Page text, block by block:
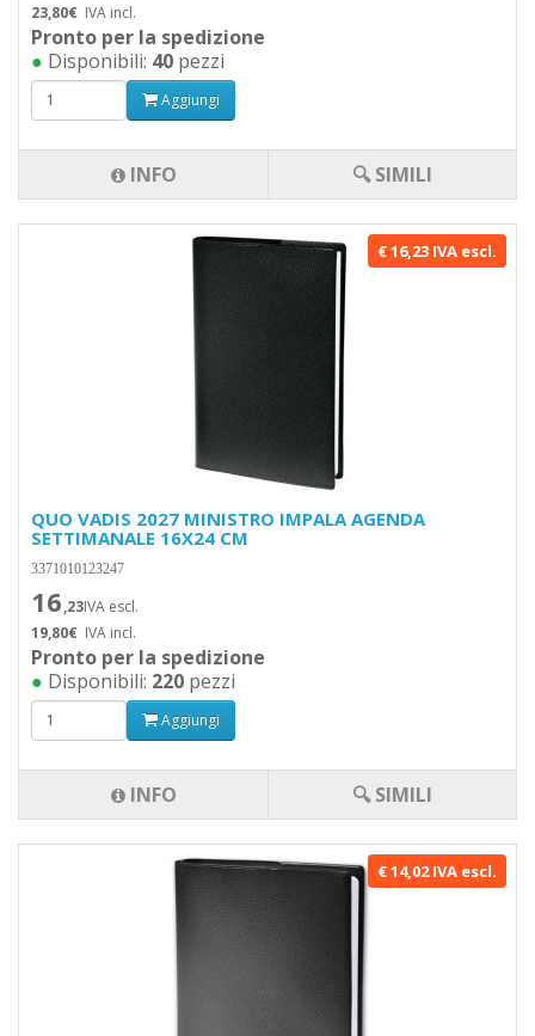
23,80€ IVA incl.
Pronto per la spedizione
● Disponibili: 40 pezzi
Aggiungi
INFO 🔍 SIMILI
€ 16,23 IVA escl.
QUO VADIS 2027 MINISTRO IMPALA AGENDA
SETTIMANALE 16X24 CM
3371010123247
16,23IVA escl.
19,80€ IVA incl.
Pronto per la spedizione
● Disponibili: 220 pezzi
Aggiungi
INFO 🔍 SIMILI
€ 14,02 IVA escl.